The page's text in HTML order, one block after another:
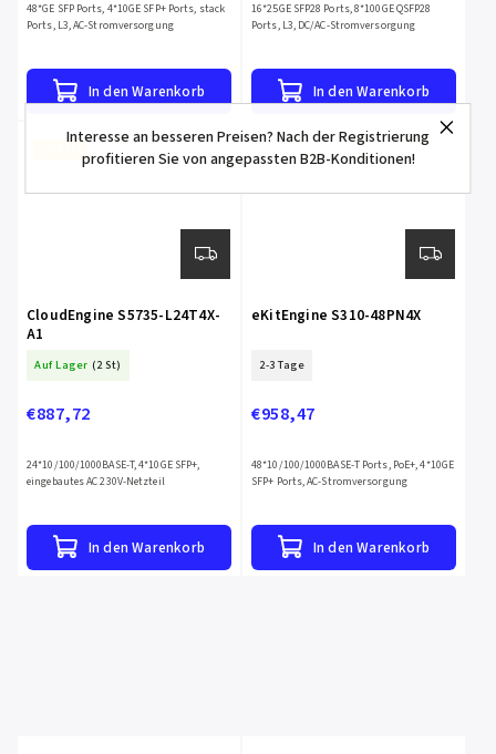
Interesse an besseren Preisen? Nach der Registrierung
profitieren Sie von angepassten B2B-Konditionen!
In den Warenkorb
48*GE SFP Ports, 4*10GE SFP+ Ports, stack
Ports, L3, AC-Stromversorgung
In den Warenkorb
16*25GE SFP28 Ports, 8*100GE QSFP28
Ports, L3, DC/AC-Stromversorgung
CloudEngine S5735-L24T4X-
A1
Auf Lager (2 St)
€887,72
In den Warenkorb
24*10/100/1000BASE-T, 4*10GE SFP+,
eingebautes AC 230V-Netzteil
eKitEngine S310-48PN4X
2-3 Tage
€958,47
In den Warenkorb
48*10/100/1000BASE-T Ports, PoE+, 4*10GE
SFP+ Ports, AC-Stromversorgung